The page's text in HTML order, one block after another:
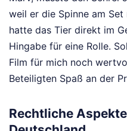
weil er die Spinne am
hatte das Tier direkt im
Hingabe für eine Rolle.
Film für mich noch
Beteiligten Spaß an der
Rechtliche